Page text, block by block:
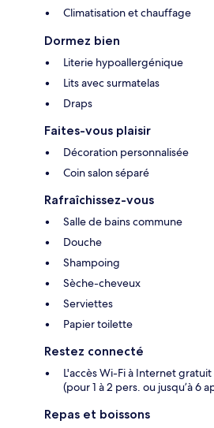
Climatisation et chauffage
Dormez bien
Literie hypoallergénique
Lits avec surmatelas
Draps
Faites-vous plaisir
Décoration personnalisée
Coin salon séparé
Rafraîchissez-vous
Salle de bains commune
Douche
Shampoing
Sèche-cheveux
Serviettes
Papier toilette
Restez connecté
L'accès Wi-Fi à Internet
(pour 1 à 2 pers. ou jusqu’à 6
Repas et boissons